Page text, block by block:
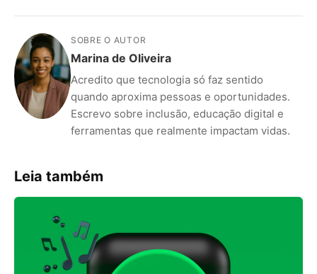
SOBRE O AUTOR
Marina de Oliveira
Acredito que tecnologia só faz sentido
quando aproxima pessoas e oportunidades.
Escrevo sobre inclusão, educação digital e
ferramentas que realmente impactam vidas.
Leia também